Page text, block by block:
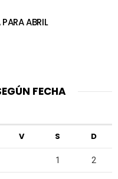
ABRIL
FECHA
V S D
1 2